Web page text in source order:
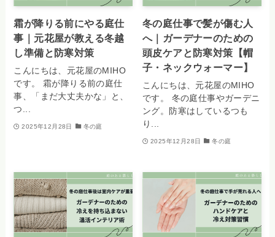
霜が降りる前にやる庭仕
事｜元花屋が教える冬越
し準備と防寒対策
こんにちは、元花屋のMIHO
です。 霜が降りる前の庭仕
事、「まだ大丈夫かな」と、
つ...
2025年12月28日 冬の庭
冬の庭仕事で髪が傷む人
へ｜ガーデナーのための
頭皮ケアと防寒対策【帽
子・ネックウォーマー】
こんにちは、元花屋のMIHO
です。 冬の庭仕事やガーデニ
ング。防寒はしているつも
り...
2025年12月28日 冬の庭